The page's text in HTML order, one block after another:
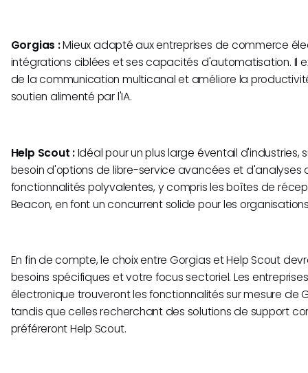
Gorgias :Mieux adapté aux entreprises de commerce
intégrations ciblées et ses capacités d'automatisation. Il
de la communication multicanal et améliore la
soutien alimenté par l'IA.
Help Scout :Idéal pour un plus large éventail d'industries,
besoin d'options de libre-service avancées et d'analyses
fonctionnalités polyvalentes, y compris les boîtes de
Beacon, en font un concurrent solide pour les
En fin de compte, le choix entre Gorgias et Help Scout
besoins spécifiques et votre focus sectoriel. Les
électronique trouveront les fonctionnalités sur mesure de
tandis que celles recherchant des solutions de support
préféreront Help Scout.